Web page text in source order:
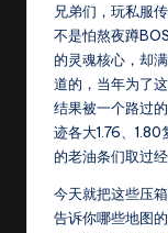
S
F
找
私
服
兄弟们，玩私服
不是怕熬夜蹲
的灵魂核心，却
道的，当年为了
结果被一个路过
迹各大1.76、
的老油条们取过
今天就把这些压
告诉你哪些地图